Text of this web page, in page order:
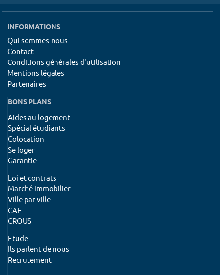
INFORMATIONS
Qui sommes-nous
Contact
Conditions générales d'utilisation
Mentions légales
Partenaires
BONS PLANS
Aides au logement
Spécial étudiants
Colocation
Se loger
Garantie
Loi et contrats
Marché immobilier
Ville par ville
CAF
CROUS
Etude
Ils parlent de nous
Recrutement